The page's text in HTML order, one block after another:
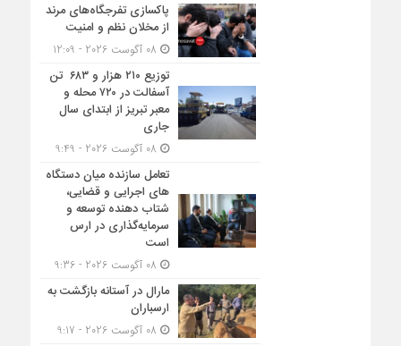
پاکسازی تفرجگاه‌های مرند
از مخلان نظم و امنیت
توزیع ۲۱۰ هزار و ۶۸۳ تن
آسفالت در ۷۲۰ محله و
معبر تبریز از ابتدای سال
جاری
تعامل سازنده میان دستگاه‌
های اجرایی و قضایی،
شتاب‌ دهنده توسعه و
سرمایه‌گذاری در ارس
است
مارال در آستانه بازگشت به
ارسباران